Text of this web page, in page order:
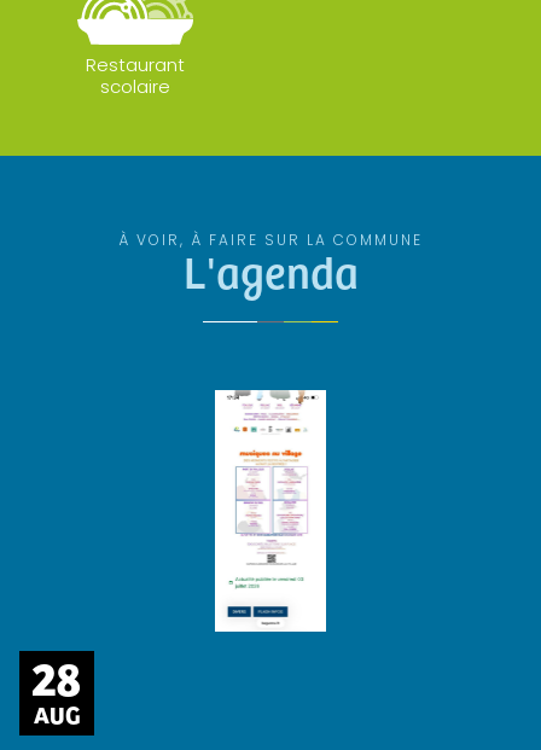
Restaurant
scolaire
À VOIR, À FAIRE SUR LA COMMUNE
L'agenda
28
AUG